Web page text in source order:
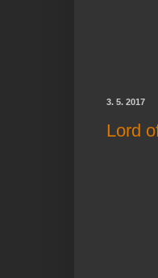
3. 5. 2017
Lord